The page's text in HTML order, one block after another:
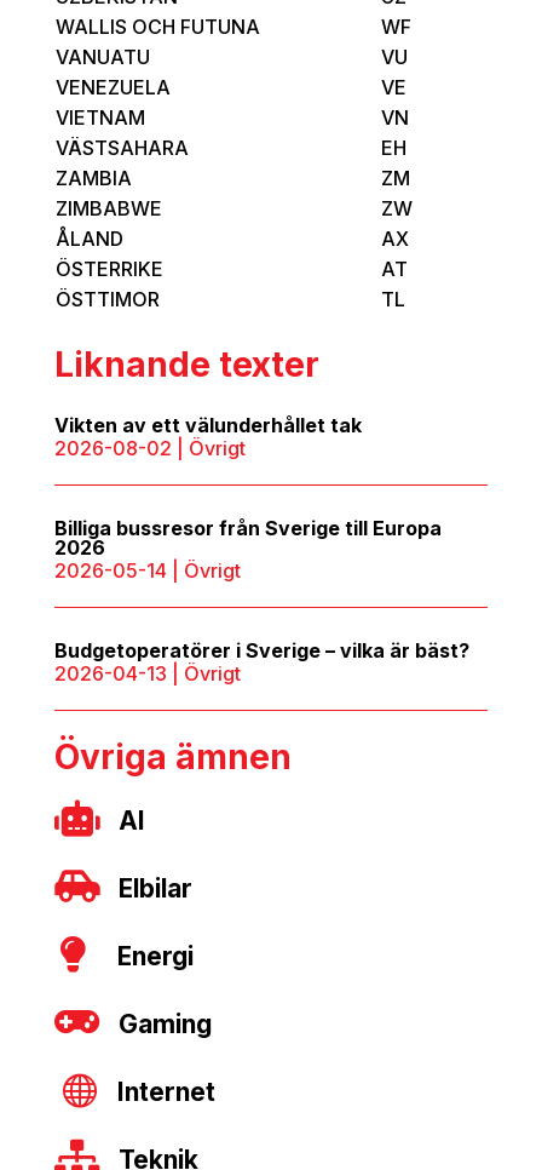
WALLIS OCH FUTUNA
WF
VANUATU
VU
VENEZUELA
VE
VIETNAM
VN
VÄSTSAHARA
EH
ZAMBIA
ZM
ZIMBABWE
ZW
ÅLAND
AX
ÖSTERRIKE
AT
ÖSTTIMOR
TL
Liknande texter
Vikten av ett välunderhållet tak
2026-08-02
Övrigt
Billiga bussresor från Sverige till Europa
2026
2026-05-14
Övrigt
Budgetoperatörer i Sverige – vilka är bäst?
2026-04-13
Övrigt
Övriga ämnen
 AI
 Elbilar
 Energi
 Gaming
 Internet
 Teknik